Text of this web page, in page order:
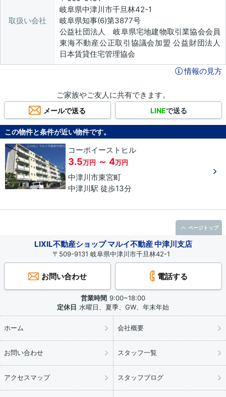
取扱い会社
岐阜県中津川市千旦林42-1
岐阜県知事(6)第3877号
公益社団法人 岐阜県宅地建物取引業協会会員
東海不動産公正取引協議会加盟 公益財団法人
日本賃貸住宅管理協会
情報の見方
ご家族やご友人に共有できます。
メールで送る LINEで送る
この物件と条件が近い物件です。
コーポイーストヒル
3.5万円 ～ 4万円
中津川市東宮町
中津川駅 徒歩13分
LIXIL不動産ショップ マルイ不動産 中津川支店
〒509-9131 岐阜県中津川市千旦林42-1
お問い合わせ 電話する
営業時間 9:00~18:00
定休日 水曜日、夏季、GW、年末年始
ホーム 会社概要
お問い合わせ スタッフ一覧
アクセスマップ スタッフブログ
ページトップ